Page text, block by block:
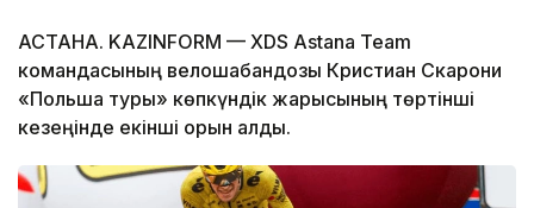
АСТАНА. KAZINFORM — XDS Astana Team
командасының велошабандозы Кристиан Скарони
«Польша туры» көпкүндік жарысының төртінші
кезеңінде екінші орын алды.